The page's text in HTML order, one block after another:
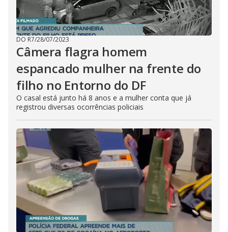
DO R7/28/07/2023
Câmera flagra homem
espancado mulher na frente do
filho no Entorno do DF
O casal está junto há 8 anos e a mulher conta que já
registrou diversas ocorrências policiais